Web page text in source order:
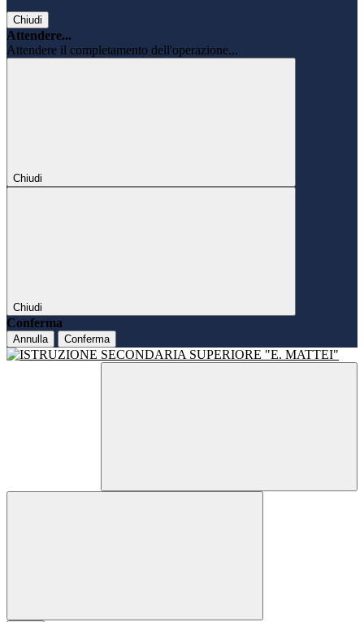
Chiudi
Attendere...
Attendere il completamento dell'operazione...
Chiudi
Chiudi
Conferma
Annulla Conferma